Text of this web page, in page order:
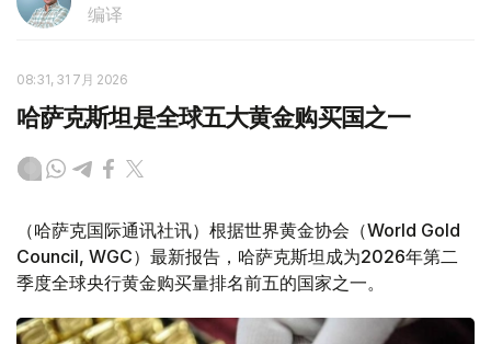
编译
08:31, 31 7月 2026
哈萨克斯坦是全球五大黄金购买国之一
（哈萨克国际通讯社讯）根据世界黄金协会（World Gold
Council, WGC）最新报告，哈萨克斯坦成为2026年第二
季度全球央行黄金购买量排名前五的国家之一。